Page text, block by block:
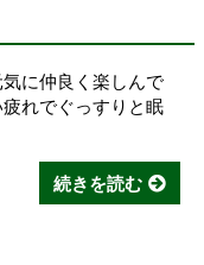
に仲良く楽しんで
れでぐっすりと眠
続きを読む